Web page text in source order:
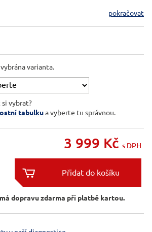
pokračovat
varianta.
vybrat?
tabulkua vyberte tu správnou.
3 999 Kč s DPH


dopravu zdarma při platbě kartou.